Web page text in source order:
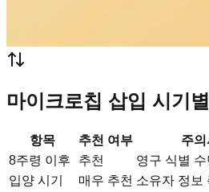
마이크로칩 삽입 시기
항목 추천 여부 주
8주령 이후
추천 영구 식별
입양 시기
매우 추천 소유자 정보